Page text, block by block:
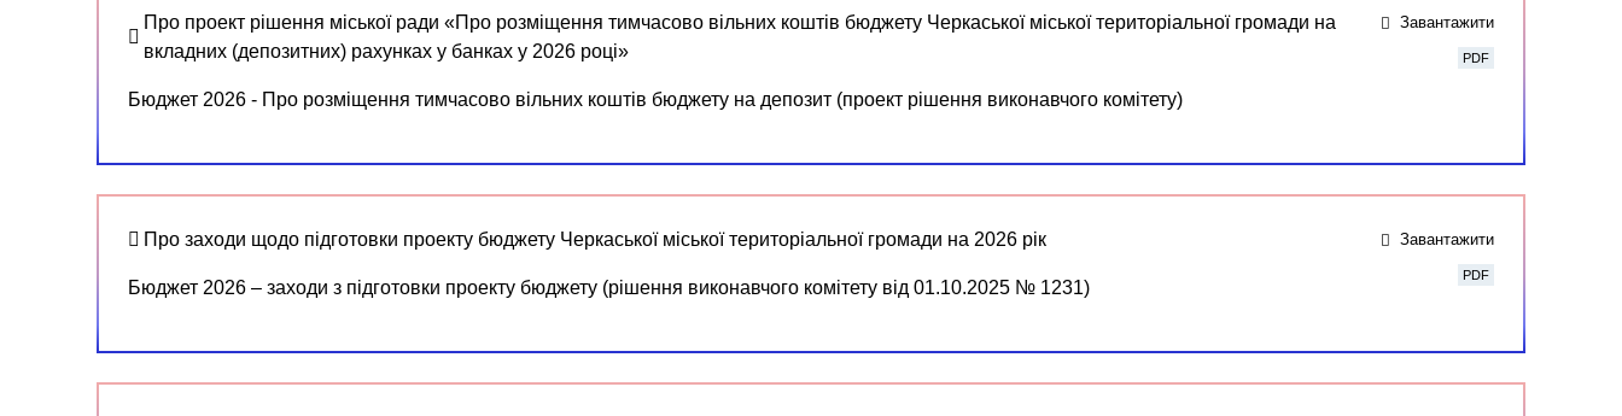
Про проект рішення міської ради «Про розміщення тимчасово вільних коштів бюджету Черкаської міської територіальної громади на
вкладних (депозитних) рахунках у банках у 2026 році»
Бюджет 2026 - Про розміщення тимчасово вільних коштів бюджету на депозит (проект рішення виконавчого комітету)
Завантажити
PDF
Про заходи щодо підготовки проекту бюджету Черкаської міської територіальної громади на 2026 рік
Бюджет 2026 – заходи з підготовки проекту бюджету (рішення виконавчого комітету від 01.10.2025 № 1231)
Завантажити
PDF